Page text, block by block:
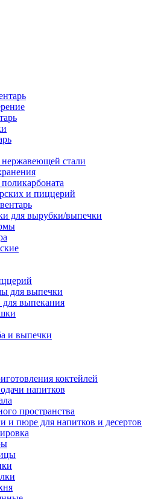
нержавеющей стали
и пиццерий
для вырубки/выпечки
для выпечки
для выпекания
и выпечки
коктейлей
напитков
пространства
и пюре для напитков и десертов